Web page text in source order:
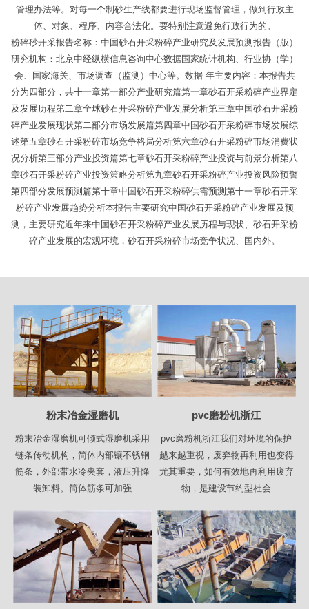
管理办法等。对每一个制砂生产线都要进行现场监督管理，做到行政主
体、对象、程序、内容合法化。要特别注意避免行政行为的。
粉碎砂开采报告名称：中国砂石开采粉碎产业研究及发展预测报告（版）
研究机构：北京中经纵横信息咨询中心数据国家统计机构、行业协（学）
会、国家海关、市场调查（监测）中心等。数据-年主要内容：本报告共
分为四部分，共十一章第一部分产业研究篇第一章砂石开采粉碎产业界定
及发展历程第二章全球砂石开采粉碎产业发展分析第三章中国砂石开采粉
碎产业发展现状第二部分市场发展篇第四章中国砂石开采粉碎市场发展综
述第五章砂石开采粉碎市场竞争格局分析第六章砂石开采粉碎市场消费状
况分析第三部分产业投资篇第七章砂石开采粉碎产业投资与前景分析第八
章砂石开采粉碎产业投资策略分析第九章砂石开采粉碎产业投资风险预警
第四部分发展预测篇第十章中国砂石开采粉碎供需预测第十一章砂石开采
粉碎产业发展趋势分析本报告主要研究中国砂石开采粉碎产业发展及预
测，主要研究近年来中国砂石开采粉碎产业发展历程与现状、砂石开采粉
碎产业发展的宏观环境，砂石开采粉碎市场竞争状况、国内外。
粉末冶金湿磨机
粉末冶金湿磨机可倾式湿磨机采用
链条传动机构，简体内部镶不锈钢
筋条，外部带水冷夹套，液压升降
装卸料。筒体筋条可加强
pvc磨粉机浙江
pvc磨粉机浙江我们对环境的保护
越来越重视，废弃物再利用也变得
尤其重要，如何有效地再利用废弃
物，是建设节约型社会